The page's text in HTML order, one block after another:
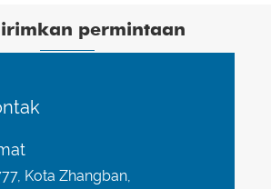
permintaan
Kota Zhangban,